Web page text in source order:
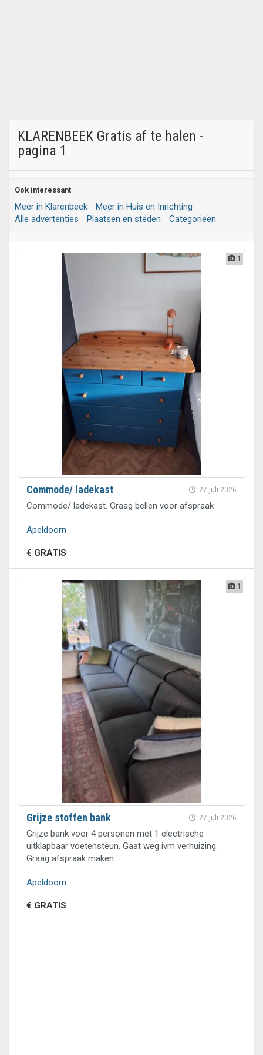
KLARENBEEK Gratis af te halen -
pagina 1
Ook interessant
Meer in Klarenbeek
Meer in Huis en Inrichting
Alle advertenties
Plaatsen en steden Categorieën
1
27 juli 2026
Commode/ ladekast
Commode/ ladekast. Graag bellen voor afspraak
Apeldoorn
€ GRATIS
1
27 juli 2026
Grijze stoffen bank
Grijze bank voor 4 personen met 1 electrische
uitklapbaar voetensteun. Gaat weg ivm verhuizing.
Graag afspraak maken
Apeldoorn
€ GRATIS